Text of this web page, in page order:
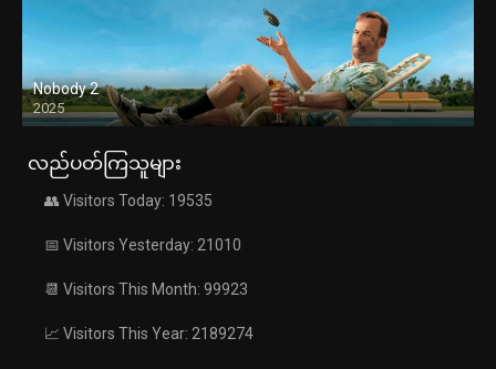
Nobody 2
2025
လည်ပတ်ကြသူများ
👥 Visitors Today: 19535
📅 Visitors Yesterday: 21010
📆 Visitors This Month: 99923
📈 Visitors This Year: 2189274